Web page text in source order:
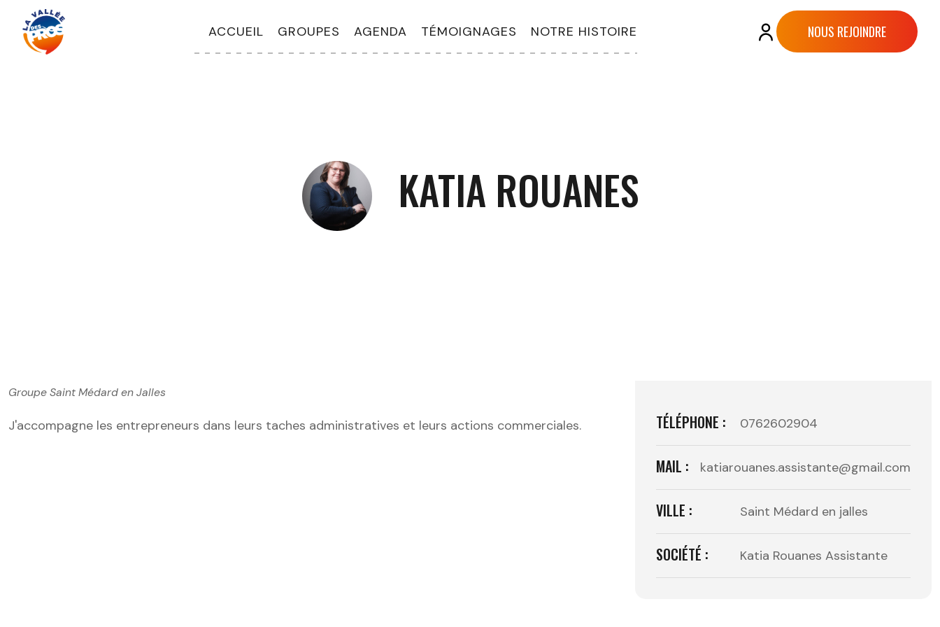
ACCUEIL GROUPES AGENDA TÉMOIGNAGES NOTRE HISTOIRE NOUS REJOINDRE
KATIA ROUANES
Groupe Saint Médard en Jalles
J'accompagne les entrepreneurs dans leurs taches administratives et leurs actions commerciales. TÉLÉPHONE : 0762602904
MAIL : katiarouanes.assistante@gmail.com
VILLE : Saint Médard en jalles
SOCIÉTÉ : Katia Rouanes Assistante